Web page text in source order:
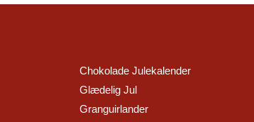
Chokolade Julekalender
Glædelig Jul
Granguirlander